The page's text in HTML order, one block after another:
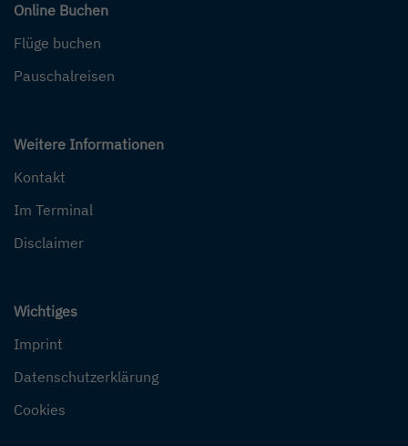
Online Buchen
Flüge buchen
Pauschalreisen
Weitere Informationen
Kontakt
Im Terminal
Disclaimer
Wichtiges
Imprint
Datenschutzerklärung
Cookies